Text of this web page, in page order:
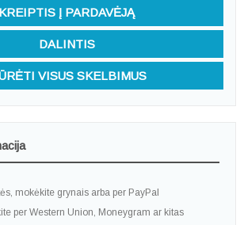
KREIPTIS Į PARDAVĖJĄ
DALINTIS
VISUS SKELBIMUS
mokėkite grynais arba per PayPal
per Western Union, Moneygram ar kitas